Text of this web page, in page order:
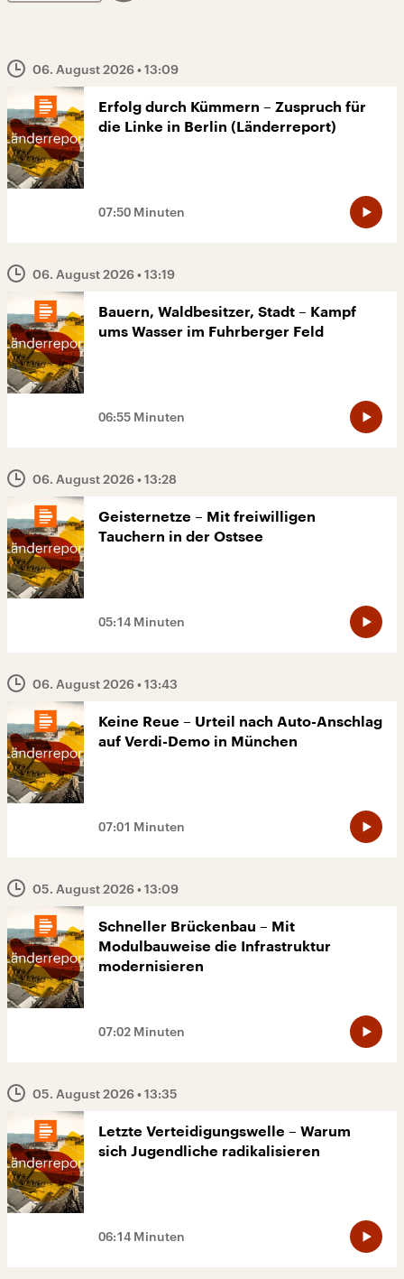
06. August 2026• 13:09
Erfolg durch Kümmern – Zuspruch für
die Linke in Berlin (Länderreport)
07:50 Minuten
06. August 2026• 13:19
Bauern, Waldbesitzer, Stadt – Kampf
ums Wasser im Fuhrberger Feld
06:55 Minuten
06. August 2026• 13:28
Geisternetze – Mit freiwilligen
Tauchern in der Ostsee
05:14 Minuten
06. August 2026• 13:43
Keine Reue – Urteil nach Auto-Anschlag
auf Verdi-Demo in München
07:01 Minuten
05. August 2026• 13:09
Schneller Brückenbau – Mit
Modulbauweise die Infrastruktur
modernisieren
07:02 Minuten
05. August 2026• 13:35
Letzte Verteidigungswelle – Warum
sich Jugendliche radikalisieren
06:14 Minuten